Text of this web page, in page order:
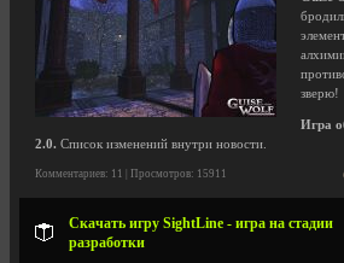
зверю!
Игра
2.0. Список изменений внутри новости.
Комментариев: 11 | Просмотров: 15911
Скачать игру SightLine - игра на стадии
разработки